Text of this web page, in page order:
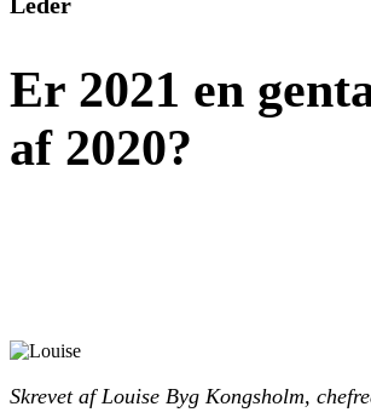
Er 2021 en
af 2020?
Skrevet af Louise Byg Kongsholm, c